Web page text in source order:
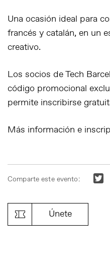
Una ocasión ideal para
francés y catalán, en un
creativo.
Los socios de Tech
código promocional
permite inscribirse
Más información e
Comparte este evento:
Únete